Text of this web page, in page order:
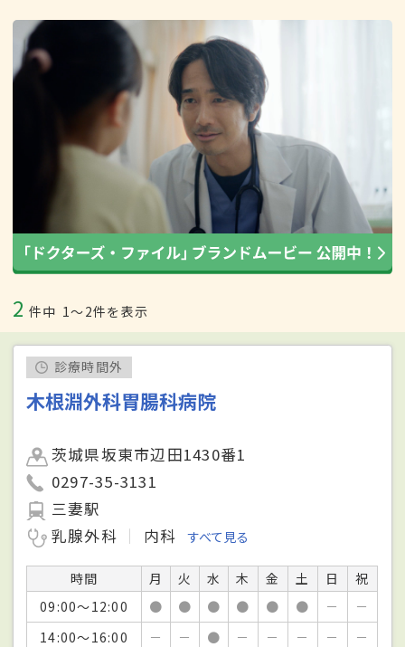
2 件中 1〜2件を表示
診療時間外
木根淵外科胃腸科病院
茨城県坂東市辺田1430番1
0297-35-3131
三妻駅
乳腺外科
内科 すべて見る
時間 月 火 水 木 金 土 日
祝
09:00～12:00
● ● ● ● ● ● －
－
14:00～16:00
－ － ● － － － －
－